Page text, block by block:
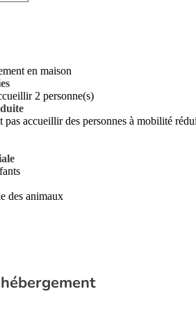
en maison
2 personne(s)
pas accueillir des personnes à mobilité
des animaux